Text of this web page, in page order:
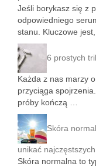
Jeśli borykasz się z
odpowiedniego
stanu. Kluczowe
6 prostych
Każda z nas marzy
przyciąga
próby kończą …
Skóra
unikać
Skóra normalna to